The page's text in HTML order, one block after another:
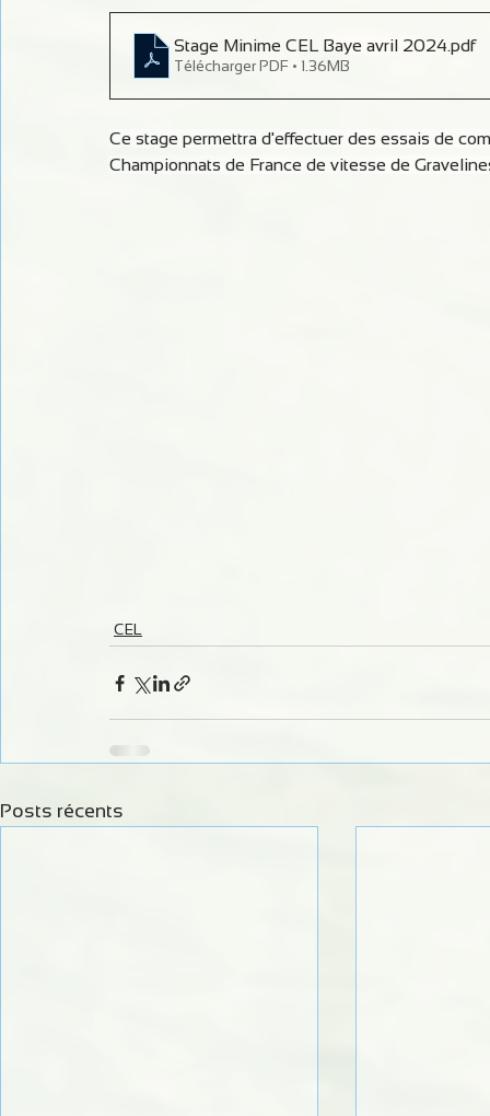
Stage Minime CEL Baye avril 2024.pdf
Télécharger PDF • 1.36MB
Ce stage permettra d'effectuer des essais de
Championnats de France de vitesse de
CEL
Posts récents